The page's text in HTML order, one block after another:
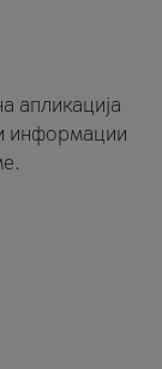
апликација
информации